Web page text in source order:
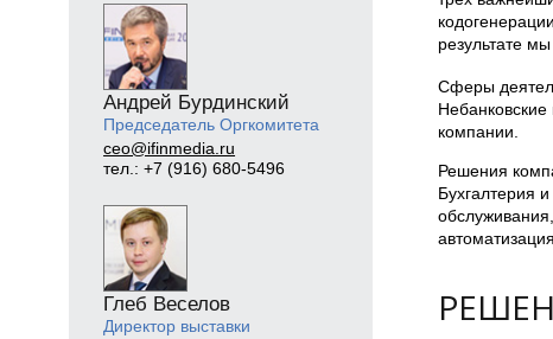
Андрей Бурдинский
Председатель Оргкомитета
ceo@ifinmedia.ru
тел.: +7 (916) 680-5496
Глеб Веселов
Директор выставки
результате
Сферы
компании.
Решения
Бухгалтерия